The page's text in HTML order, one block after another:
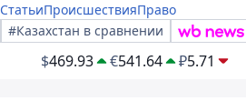
СтатьиПроисшествияПраво
#Казахстан в сравнении
$469.93 €541.64 ₽5.71